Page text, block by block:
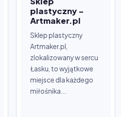
plastyczny -
Artmaker.pl
Sklep plastyczny
Artmaker.pl,
zlokalizowany w sercu
Łasku, to wyjątkowe
miejsce dla każdego
miłośnika...